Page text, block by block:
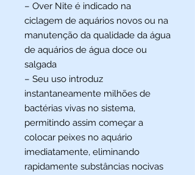
– Over Nite é indicado na
ciclagem de aquários novos ou na
manutenção da qualidade da água
de aquários de água doce ou
salgada
– Seu uso introduz
instantaneamente milhões de
bactérias vivas no sistema,
permitindo assim começar a
colocar peixes no aquário
imediatamente, eliminando
rapidamente substâncias nocivas